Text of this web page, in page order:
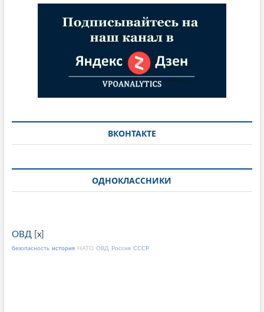
ВКОНТАКТЕ
ОДНОКЛАССНИКИ
ОВД x]
безопасность история НАТО ОВД Россия СССР